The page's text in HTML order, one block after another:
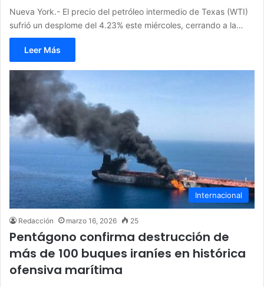
Nueva York.- El precio del petróleo intermedio de Texas (WTI)
sufrió un desplome del 4.23% este miércoles, cerrando a la…
Leer Más
Internacional
Redacción marzo 16, 2026 25
Pentágono confirma destrucción de
más de 100 buques iraníes en histórica
ofensiva marítima